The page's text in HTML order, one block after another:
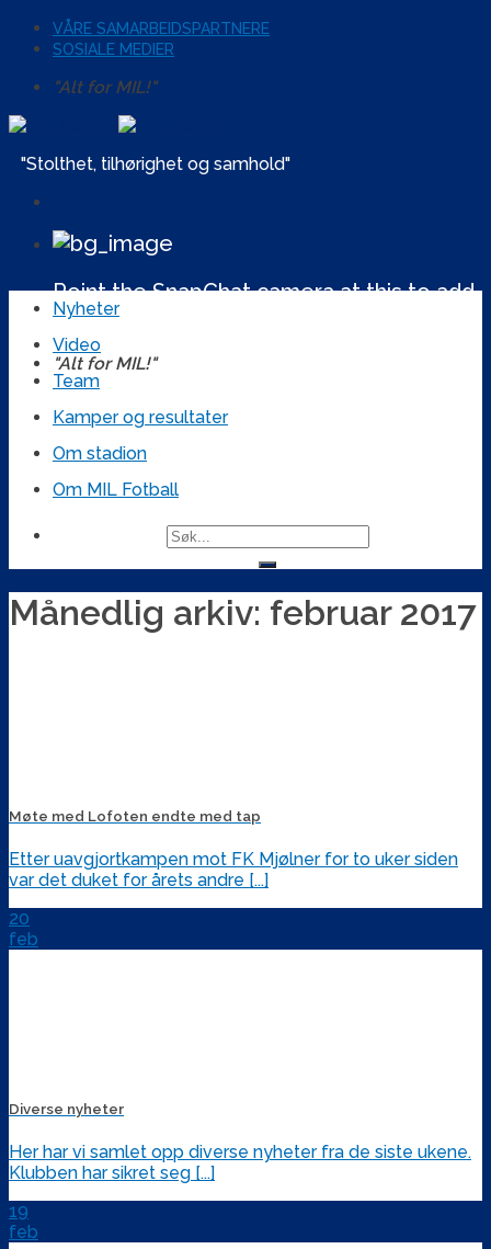
Skip
VÅRE SAMARBEIDSPARTNERE
SOSIALE MEDIER
"Alt for MIL!"
"Stolthet, tilhørighet og samhold"
Facebook
Instagram
SnapChat
Point the SnapChat camera at this to add
us to SnapChat.
Twitter
YouTube
"Alt for MIL!"
Nyheter
Video
Team
Kamper og resultater
Om stadion
Om MIL Fotball
Søk
Bekreft
søk
Månedlig arkiv: februar 2017
Møte med Lofoten endte med tap
Etter uavgjortkampen mot FK Mjølner for to uker siden
var det duket for årets andre [...]
20
feb
Diverse nyheter
Her har vi samlet opp diverse nyheter fra de siste ukene.
Klubben har sikret seg [...]
19
feb